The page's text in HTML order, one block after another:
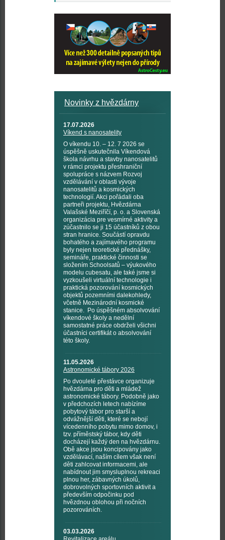
Novinky z hvězdárny
17.07.2026
Víkend s nanosatelity
O víkendu 10. – 12. 7 2026 se
úspěšně uskutečnila Víkendová
škola návrhu a stavby nanosatelitů
v rámci projektu přeshraniční
spolupráce s názvem Rozvoj
vzdělávání v oblasti vývoje
nanosatelitů a kosmických
technologií. Akci pořádali oba
partneři projektu, Hvězdárna
Valašské Meziříčí, p. o. a Slovenská
organizácia pre vesmírné aktivity a
zúčastnilo se ji 15 účastníků z obou
stran hranice. Součástí opravdu
bohatého a zajímavého programu
byly nejen teoretické přednášky,
semináře, praktické činnosti se
složením Schoolsatů – výukového
modelu cubesatu, ale také jsme si
vyzkoušeli virtuální technologie i
praktická pozorování kosmických
objektů pozemními dalekohledy,
včetně Mezinárodní kosmické
stanice. Po úspěšném absolvování
víkendové školy a nedělní
samostatné práce obdrželi všichni
účastníci certifikát o absolvování
této školy.
11.05.2026
Astronomické tábory 2026
Po dvouleté přestávce organizuje
hvězdárna pro děti a mládež
astronomické tábory. Podobně jako
v předchozích letech nabízíme
pobytový tábor pro starší a
odvážnější děti, které se nebojí
vícedenního pobytu mimo domov, i
tzv. příměstský tábor, kdy děti
docházejí každý den na hvězdárnu.
Obě akce jsou koncipovány jako
vzdělávací, naším cílem však není
děti zahlcovat informacemi, ale
nabídnout jim smysluplnou rekreaci
plnou her, zábavných úkolů,
dobrovolných sportovních aktivit a
především odpočinku pod
hvězdnou oblohou při nočních
pozorováních.
03.03.2026